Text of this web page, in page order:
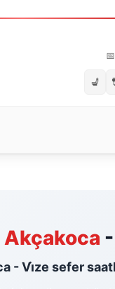
💺
Akçakoca -
- Vi̇ze sefer